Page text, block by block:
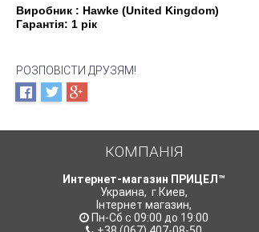
Виробник : Hawke (United Kingdom)
Гарантія: 1 рік
РОЗПОВІСТИ ДРУЗЯМ!
КОМПАНІЯ
Интернет-магазин ПРИЦЕЛ™
Украина, г.Киев,
Інтернет магазин,
Пн-Сб с 09:00 до 19:00